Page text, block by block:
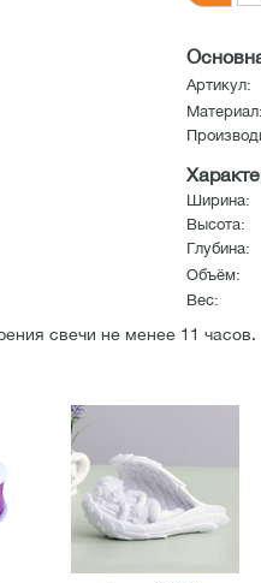
Артикул:
Материал:
Ширина:
Высота:
Глубина:
Объём:
Вес:
свечи не менее 11 часов.